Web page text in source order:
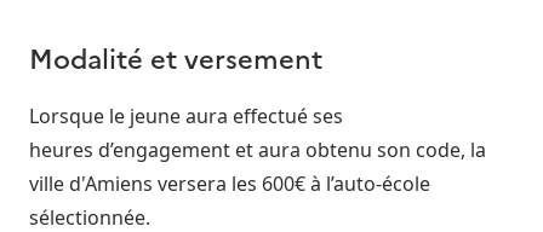
Modalité et versement
Lorsque le jeune aura effectué ses
heures d’engagement et aura obtenu son code, la
ville d'Amiens versera les 600€ à l’auto-école
sélectionnée.